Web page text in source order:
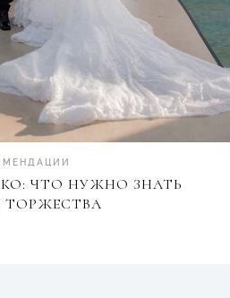
ЧТО НУЖНО ЗНАТЬ
ТОРЖЕСТВА